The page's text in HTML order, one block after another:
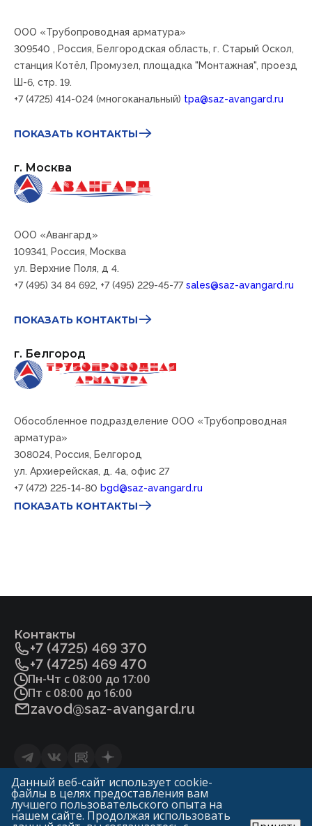
ООО «Трубопроводная арматура»
309540 , Россия, Белгородская область, г. Старый Оскол,
станция Котёл, Промузел, площадка "Монтажная", проезд
Ш-6, стр. 19.
+7 (4725) 414-024 (многоканальный) tpa@saz-avangard.ru
ПОКАЗАТЬ КОНТАКТЫ
г. Москва
ООО «Авангард»
109341, Россия, Москва
ул. Верхние Поля, д 4.
+7 (495) 34 84 692, +7 (495) 229-45-77 sales@saz-avangard.ru
ПОКАЗАТЬ КОНТАКТЫ
г. Белгород
Обособленное подразделение ООО «Трубопроводная
арматура»
308024, Россия, Белгород
ул. Архиерейская, д. 4а, офис 27
+7 (472) 225-14-80 bgd@saz-avangard.ru
ПОКАЗАТЬ КОНТАКТЫ
Контакты
+7 (4725) 469 370
+7 (4725) 469 470
Пн-Чт с 08:00 до 17:00
Пт с 08:00 до 16:00
zavod@saz-avangard.ru
Статьи
Политика конфиденциальности и обработки
персональных данных
Данный веб-сайт использует cookie-
файлы в целях предоставления вам
лучшего пользовательского опыта на
нашем сайте. Продолжая использовать